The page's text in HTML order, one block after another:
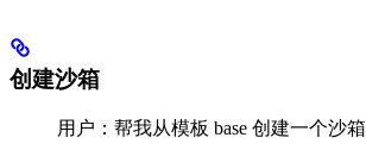
创建沙箱
用户：帮我从模板 base 创建一个沙箱